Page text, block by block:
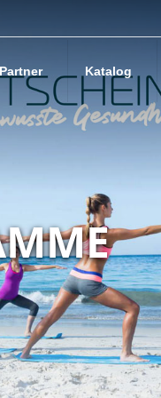
Partner Katalog